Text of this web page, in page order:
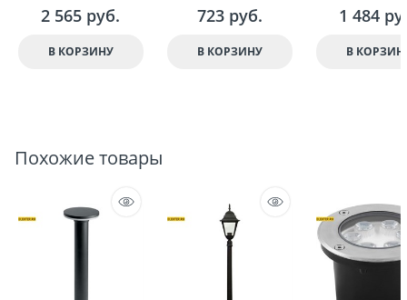
2 565 руб.
В КОРЗИНУ
723 руб.
В КОРЗИНУ
1 484
В
Похожие товары